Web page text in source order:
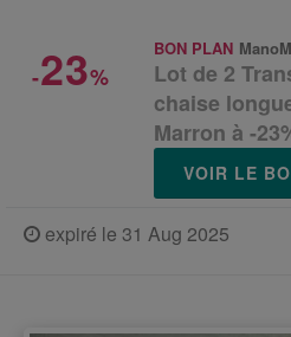
-23%
BON PLAN
Lot de 2
chaise
Marron à -
VOIR LE
expiré le 31 Aug 2025